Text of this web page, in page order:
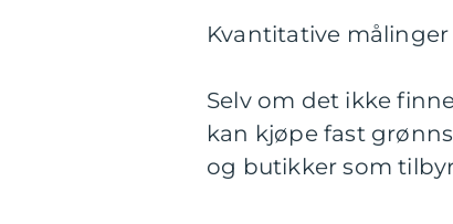
Kvantitative
Selv om det ikke
kan kjøpe fast
og butikker som